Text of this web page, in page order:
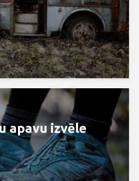
apavu izvēle